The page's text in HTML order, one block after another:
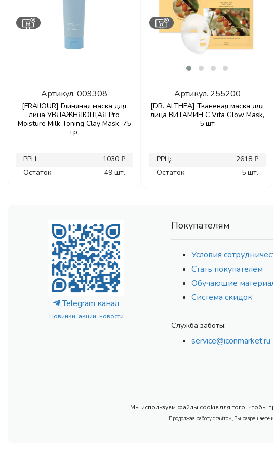
Артикул. 009308
[FRAIJOUR] Глиняная маска для
лица УВЛАЖНЯЮЩАЯ Pro
Moisture Milk Toning Clay Mask, 75
гр
РРЦ:
1030 ₽
Остаток:
49 шт.
Артикул. 255200
[DR. ALTHEA] Тканевая маска для
лица ВИТАМИН С Vita Glow Mask,
5 шт
РРЦ:
2618 ₽
Остаток:
5 шт.
Telegram канал
Новинки, акции, новости
Покупателям
Условия
Стать покупателем
Обучающие
Система скидок
Служба заботы:
service@iconmarket.ru
Мы используем файлы cookie для того, чтобы
Продолжая работу с сайтом, Вы разрешаете